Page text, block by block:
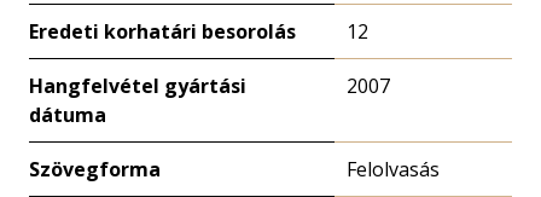
Eredeti korhatári besorolás 12
Hangfelvétel gyártási
dátuma
2007
Szövegforma Felolvasás